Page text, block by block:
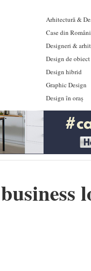
Arhitectură &
Case din
Designeri &
Design de obiect
Design hibrid
Graphic Design
Design în oraș
business